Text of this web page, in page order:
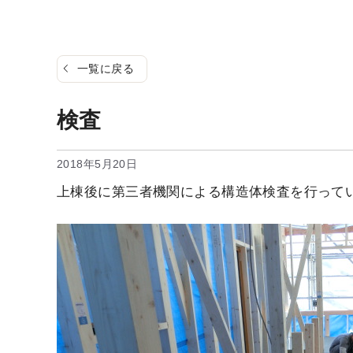
一覧に戻る
検査
2018年5月20日
上棟後に第三者機関による構造体検査を行って